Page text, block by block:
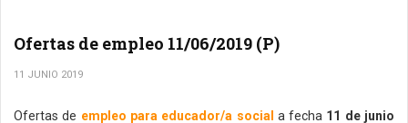
Ofertas de empleo 11/06/2019 (P)
11 JUNIO 2019
Ofertas de empleo para educador/a social a fecha 11 de junio